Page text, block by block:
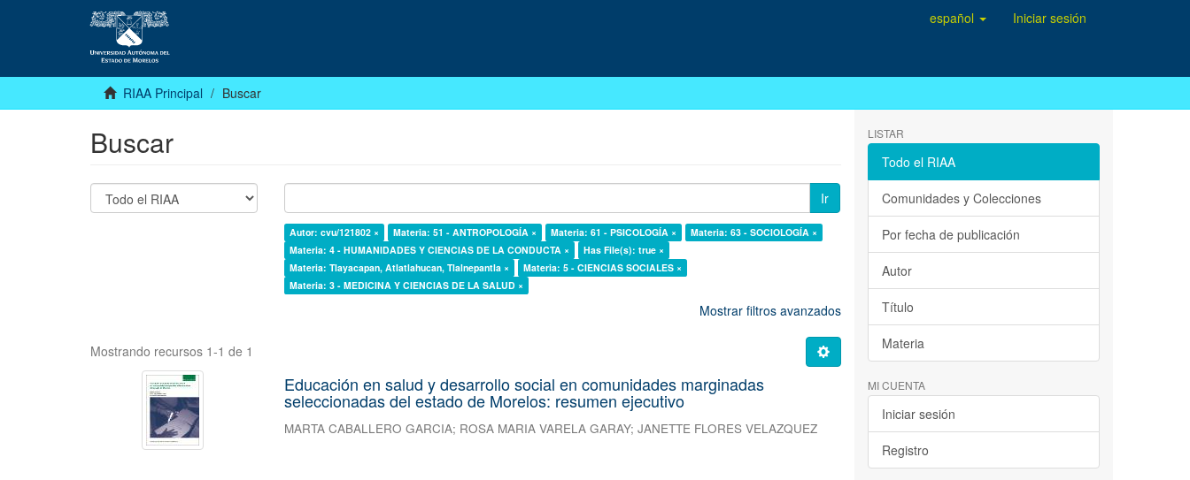
español Iniciar sesión
RIAA Principal Buscar
Buscar
Ir
Autor: cvu/121802 × Materia: 51 - ANTROPOLOGÍA × Materia: 61 - PSICOLOGÍA ×
Materia: 63 - SOCIOLOGÍA ×
Materia: 4 - HUMANIDADES Y CIENCIAS DE LA CONDUCTA ×
Has File(s): true ×
Materia: Tlayacapan, Atlatlahucan, Tlalnepantla ×
Materia: 5 - CIENCIAS SOCIALES ×
Materia: 3 - MEDICINA Y CIENCIAS DE LA SALUD ×
Mostrar filtros avanzados
Mostrando recursos 1-1 de 1
Educación en salud y desarrollo social en comunidades marginadas
seleccionadas del estado de Morelos: resumen ejecutivo
MARTA CABALLERO GARCIA; ROSA MARIA VARELA GARAY;JANETTE FLORES VELAZQUEZ
LISTAR
Todo el RIAA
Comunidades y Colecciones
Por fecha de publicación
Autor
Título
Materia
MI CUENTA
Iniciar sesión
Registro